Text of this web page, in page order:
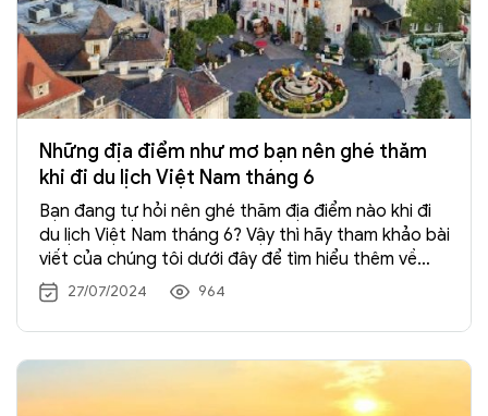
Những địa điểm như mơ bạn nên ghé thăm
khi đi du lịch Việt Nam tháng 6
Bạn đang tự hỏi nên ghé thăm địa điểm nào khi đi
du lịch Việt Nam tháng 6? Vậy thì hãy tham khảo bài
viết của chúng tôi dưới đây để tìm hiểu thêm về
những nơi bạn nên đến, và những gì bạn nên làm khi
đi
27/07/2024 964